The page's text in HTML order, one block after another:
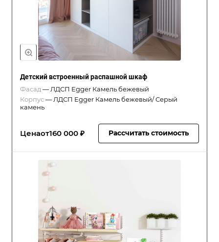
Детский встроенный распашной шкаф
Фасад — ЛДСП Egger Камель бежевый
Корпус— ЛДСП Egger Камель бежевый/ Серый
камень
Ценаот160 000 ₽ Рассчитать стоимость